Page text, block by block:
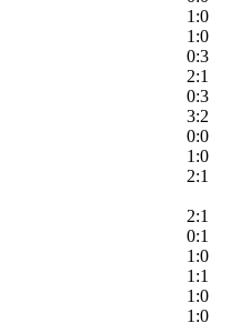
1:0
1:0
0:3
2:1
0:3
3:2
0:0
1:0
2:1
2:1
0:1
1:0
1:1
1:0
1:0